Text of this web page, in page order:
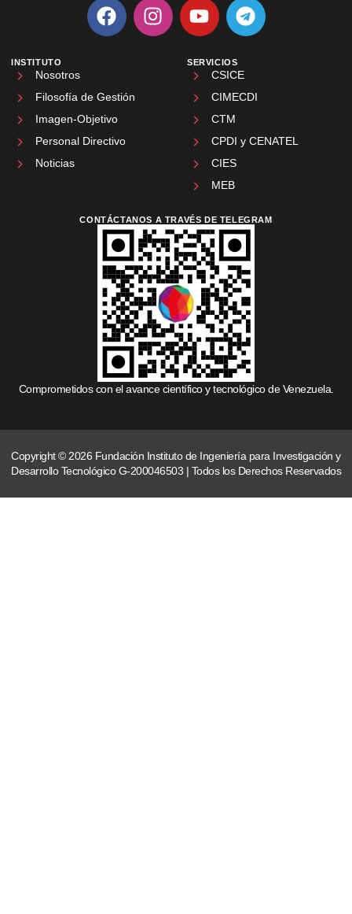
INSTITUTO
Nosotros
Filosofía de Gestión
Imagen-Objetivo
Personal Directivo
Noticias
SERVICIOS
CSICE
CIMECDI
CTM
CPDI y CENATEL
CIES
MEB
CONTÁCTANOS A TRAVÉS DE TELEGRAM
Comprometidos con el avance científico y tecnológico de Venezuela.
Copyright © 2026 Fundación Instituto de Ingeniería para Investigación y
Desarrollo Tecnológico G-200046503 | Todos los Derechos Reservados